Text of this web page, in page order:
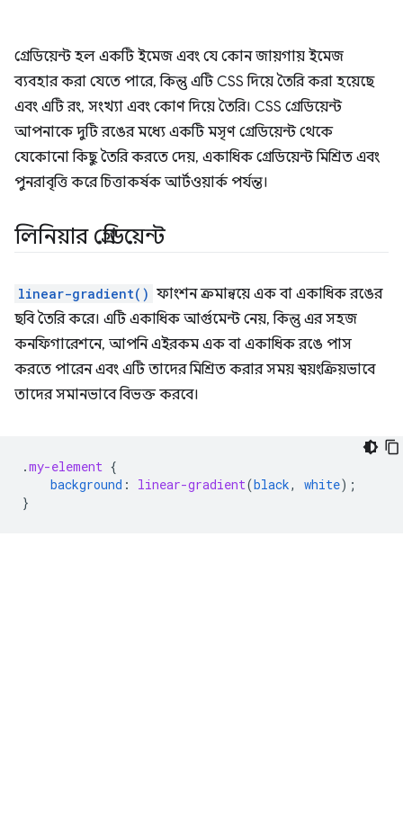
গ্রেডিয়েন্ট হল একটি ইমেজ এবং যে কোন জায়গায় ইমেজ
ব্যবহার করা যেতে পারে, কিন্তু এটি CSS দিয়ে তৈরি করা হয়েছে
এবং এটি রং, সংখ্যা এবং কোণ দিয়ে তৈরি। CSS গ্রেডিয়েন্ট
আপনাকে দুটি রঙের মধ্যে একটি মসৃণ গ্রেডিয়েন্ট থেকে
যেকোনো কিছু তৈরি করতে দেয়, একাধিক গ্রেডিয়েন্ট মিশ্রিত এবং
পুনরাবৃত্তি করে চিত্তাকর্ষক আর্টওয়ার্ক পর্যন্ত।
লিনিয়ার গ্রেডিয়েন্ট
linear-gradient() ফাংশন ক্রমান্বয়ে এক বা একাধিক রঙের
ছবি তৈরি করে। এটি একাধিক আর্গুমেন্ট নেয়, কিন্তু এর সহজ
কনফিগারেশনে, আপনি এইরকম এক বা একাধিক রঙে পাস
করতে পারেন এবং এটি তাদের মিশ্রিত করার সময় স্বয়ংক্রিয়ভাবে
তাদের সমানভাবে বিভক্ত করবে।
.my-element {
background : linear-gradient(black, white);
}